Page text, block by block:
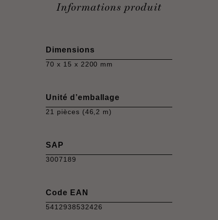
Informations produit
Dimensions
70 x 15 x 2200 mm
Unité d’emballage
21 pièces (46,2 m)
SAP
3007189
Code EAN
5412938532426